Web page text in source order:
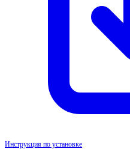
Инструкция по установке